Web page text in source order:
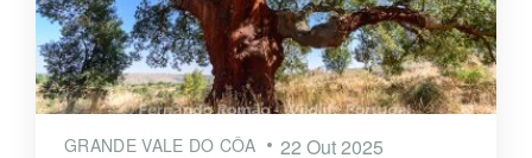
GRANDE VALE DO CÔA 22 Out 2025